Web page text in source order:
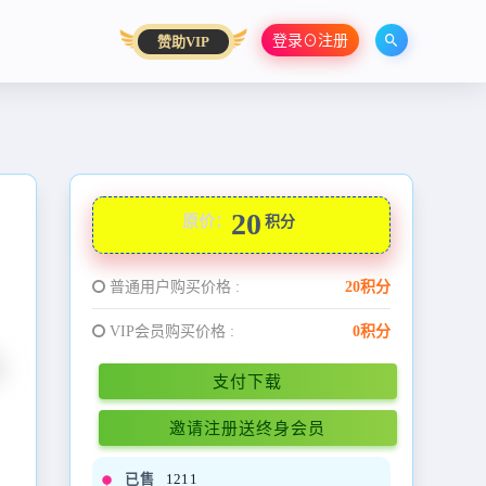
赞助VIP 登录⊙注册
原价： 20 积分
普通用户购买价格 : 20积分
VIP会员购买价格 : 0积分
支付下载
邀请注册送终身会员
已售 1211